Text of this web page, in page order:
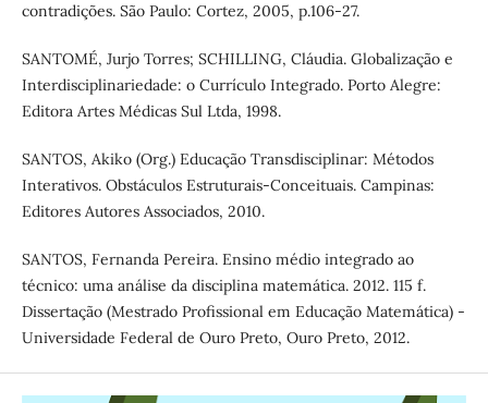
contradições. São Paulo: Cortez, 2005, p.106-27.
SANTOMÉ, Jurjo Torres; SCHILLING, Cláudia. Globalização e
Interdisciplinariedade: o Currículo Integrado. Porto Alegre:
Editora Artes Médicas Sul Ltda, 1998.
SANTOS, Akiko (Org.) Educação Transdisciplinar: Métodos
Interativos. Obstáculos Estruturais-Conceituais. Campinas:
Editores Autores Associados, 2010.
SANTOS, Fernanda Pereira. Ensino médio integrado ao
técnico: uma análise da disciplina matemática. 2012. 115 f.
Dissertação (Mestrado Profissional em Educação Matemática) -
Universidade Federal de Ouro Preto, Ouro Preto, 2012.